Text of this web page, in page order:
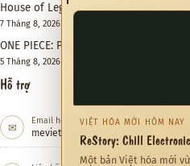
House of Legacy Việt Hóa – Hào Môn
7 Tháng 8, 2026
ONE PIECE: PIRATE WARRIORS 4 Việt Hóa
5 Tháng 8, 2026
Hỗ trợ
✉ Email hỗ trợ
meviethoa@gmail.com
VIỆT HÓA MỚI HÔM NAY
ReStory: Chill
Một bản Việt hóa mới